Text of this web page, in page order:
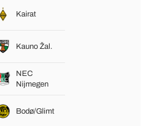
Kairat
Kauno Žal.
NEC
Nijmegen
Bodø/Glimt